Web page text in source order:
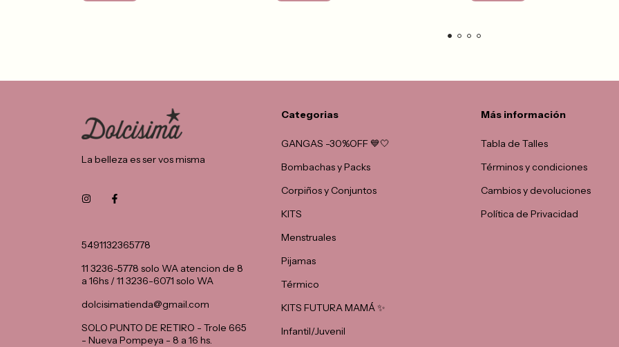
La belleza es ser vos misma
5491132365778
11 3236-5778 solo WA atencion de 8
a 16hs / 11 3236-6071 solo WA
dolcisimatienda@gmail.com
SOLO PUNTO DE RETIRO - Trole 665
- Nueva Pompeya - 8 a 16 hs.
Categorias
GANGAS -30%OFF 💙🤍
Bombachas y Packs
Corpiños y Conjuntos
KITS
Menstruales
Pijamas
Térmico
KITS FUTURA MAMÁ ✨
Infantil/Juvenil
Más información
Tabla de Talles
Términos y condiciones
Cambios y devoluciones
Política de Privacidad